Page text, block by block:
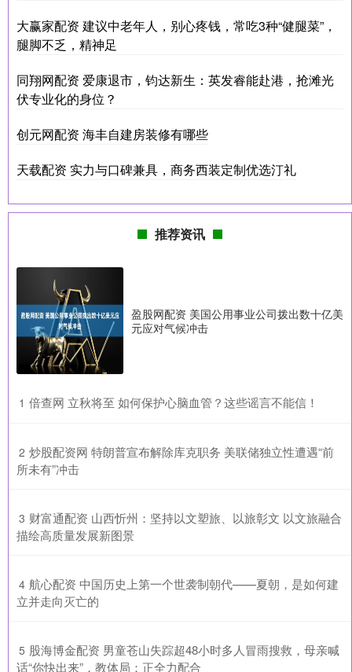
大赢家配资 建议中老年人，别心疼钱，常吃3种“健腿菜”，
腿脚不乏，精神足
同翔网配资 爱康退市，钧达新生：英发睿能赴港，抢滩光
伏专业化的身位？
创元网配资 海丰自建房装修有哪些
天载配资 实力与口碑兼具，商务西装定制优选汀礼
推荐资讯
盈股网配资 美国公用事业公司拨出数十亿美
元应对气候冲击
1 ​倍查网 立秋将至 如何保护心脑血管？这些谣言不能信！
2 ​炒股配资网 特朗普宣布解除库克职务 美联储独立性遭遇“前
所未有”冲击
3 ​财富通配资 山西忻州：坚持以文塑旅、以旅彰文 以文旅融合
描绘高质量发展新图景
4 ​航心配资 中国历史上第一个世袭制朝代——夏朝，是如何建
立并走向灭亡的
5 ​股海博金配资 男童苍山失踪超48小时多人冒雨搜救，母亲喊
话“你快出来”，教体局：正全力配合